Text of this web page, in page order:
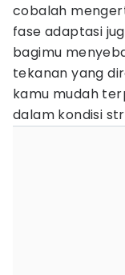
cobalah
fase adaptasi
bagimu
tekanan yang
kamu mudah
dalam kondisi